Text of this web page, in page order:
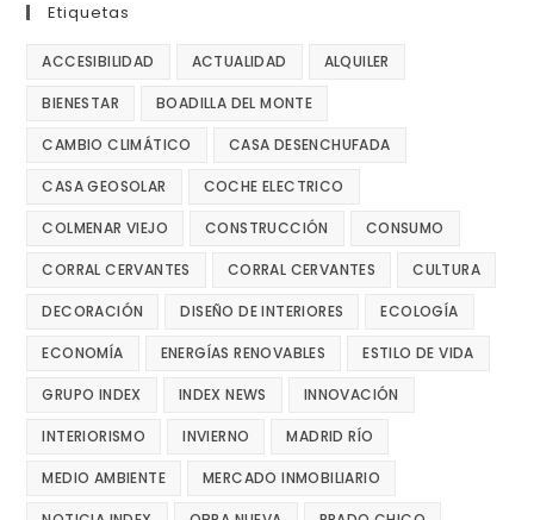
Etiquetas
ACCESIBILIDAD ACTUALIDAD ALQUILER
BIENESTAR BOADILLA DEL MONTE
CAMBIO CLIMÁTICO CASA DESENCHUFADA
CASA GEOSOLAR COCHE ELECTRICO
COLMENAR VIEJO CONSTRUCCIÓN CONSUMO
CORRAL CERVANTES CORRAL CERVANTES CULTURA
DECORACIÓN DISEÑO DE INTERIORES ECOLOGÍA
ECONOMÍA ENERGÍAS RENOVABLES ESTILO DE VIDA
GRUPO INDEX INDEX NEWS INNOVACIÓN
INTERIORISMO INVIERNO MADRID RÍO
MEDIO AMBIENTE MERCADO INMOBILIARIO